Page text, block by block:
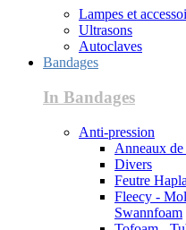
Lampes et
Ultrasons
Autoclaves
Bandages
In Bandages
Anti-pression
Anneaux
Divers
Feutre
Fleecy -
Swannfoam